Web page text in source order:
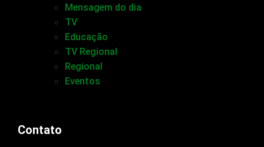
Mensagem do dia
TV
Educação
TV Regional
Regional
Eventos
Contato